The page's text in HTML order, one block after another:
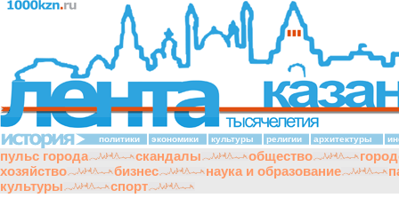
политики экономики культуры религии архитектуры
пульс города скандалы общество
хозяйство
бизнес наука и образование
культуры
спорт